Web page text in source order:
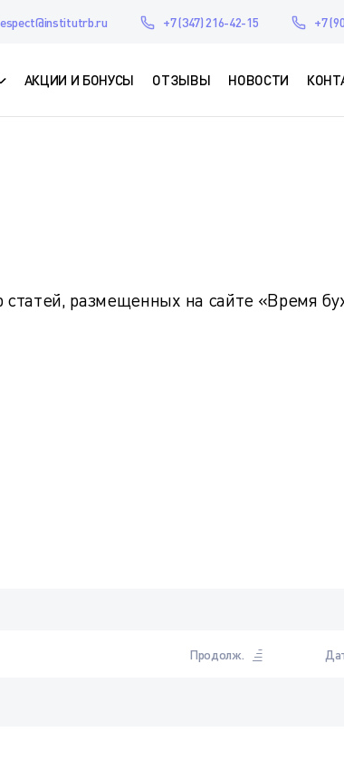
+7 (347) 216-42-15 +7
АКЦИИ И БОНУСЫ ОТЗЫВЫ НОВОСТИ
размещенных на сайте «Время
Продолж.